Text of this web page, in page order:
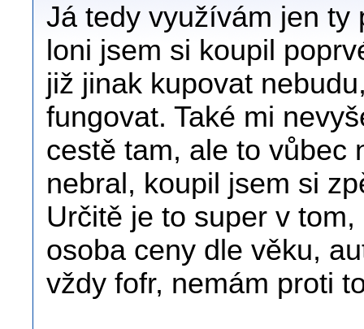
Já tedy využívám jen ty
loni jsem si koupil
již jinak kupovat
fungovat. Také mi
cestě tam, ale to vůbec
nebral, koupil jsem si
Určitě je to super v
osoba ceny dle věku,
vždy fofr, nemám proti